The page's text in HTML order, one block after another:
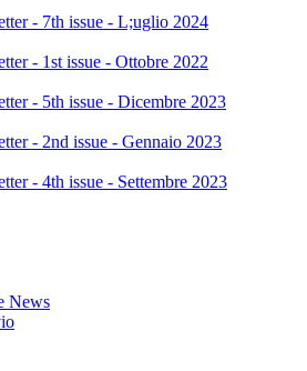
- 7th issue - L;uglio 2024
- 1st issue - Ottobre 2022
- 5th issue - Dicembre 2023
- 2nd issue - Gennaio 2023
- 4th issue - Settembre 2023
News